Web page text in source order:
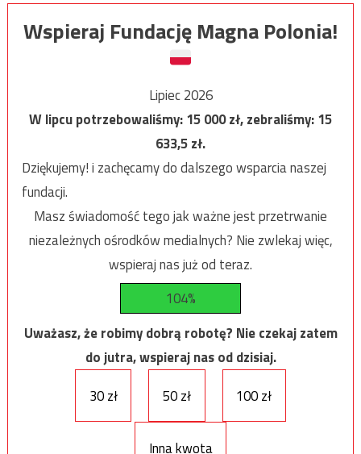
Wspieraj Fundację Magna Polonia!
Lipiec 2026
W lipcu potrzebowaliśmy:15 000zł, zebraliśmy:15
633,5zł.
Dziękujemy! i zachęcamy do dalszego wsparcia naszej
fundacji.
Masz świadomość tego jak ważne jest przetrwanie
niezależnych ośrodków medialnych? Nie zwlekaj więc,
wspieraj nas już od teraz.
104%
Uważasz, że robimy dobrą robotę? Nie czekaj zatem
do jutra, wspieraj nas od dzisiaj.
30 zł
50 zł 100 zł
Inna kwota